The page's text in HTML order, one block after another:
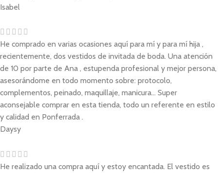
Isabel
He comprado en varias ocasiones aquí para mí y para mí hija ,
recientemente, dos vestidos de invitada de boda. Una atención
de 10 por parte de Ana , estupenda profesional y mejor persona,
asesorándome en todo momento sobre: protocolo,
complementos, peinado, maquillaje, manicura... Super
aconsejable comprar en esta tienda, todo un referente en estilo
y calidad en Ponferrada .
Daysy
He realizado una compra aquí y estoy encantada. El vestido es